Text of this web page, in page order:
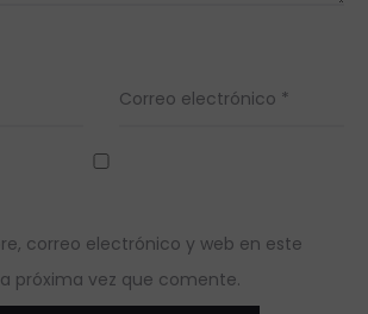
Correo electrónico *
correo electrónico y web en este
próxima vez que comente.